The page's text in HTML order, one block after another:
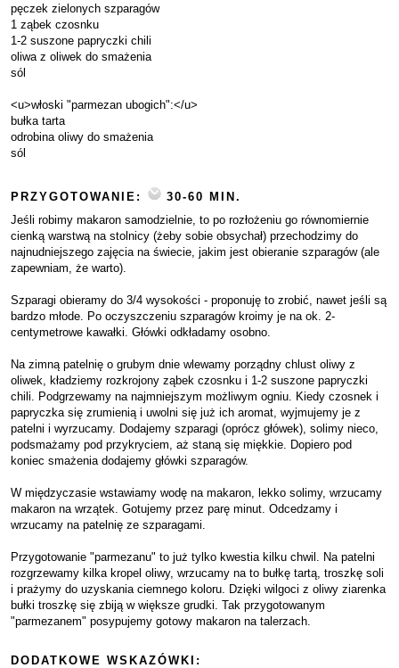
pęczek zielonych szparagów
1 ząbek czosnku
1-2 suszone papryczki chili
oliwa z oliwek do smażenia
sól
<u>włoski "parmezan ubogich":</u>
bułka tarta
odrobina oliwy do smażenia
sól
PRZYGOTOWANIE:
30-60 MIN.
Jeśli robimy makaron samodzielnie, to po rozłożeniu go równomiernie
cienką warstwą na stolnicy (żeby sobie obsychał) przechodzimy do
najnudniejszego zajęcia na świecie, jakim jest obieranie szparagów (ale
zapewniam, że warto).
Szparagi obieramy do 3/4 wysokości - proponuję to zrobić, nawet jeśli są
bardzo młode. Po oczyszczeniu szparagów kroimy je na ok. 2-
centymetrowe kawałki. Główki odkładamy osobno.
Na zimną patelnię o grubym dnie wlewamy porządny chlust oliwy z
oliwek, kładziemy rozkrojony ząbek czosnku i 1-2 suszone papryczki
chili. Podgrzewamy na najmniejszym możliwym ogniu. Kiedy czosnek i
papryczka się zrumienią i uwolni się już ich aromat, wyjmujemy je z
patelni i wyrzucamy. Dodajemy szparagi (oprócz główek), solimy nieco,
podsmażamy pod przykryciem, aż staną się miękkie. Dopiero pod
koniec smażenia dodajemy główki szparagów.
W międzyczasie wstawiamy wodę na makaron, lekko solimy, wrzucamy
makaron na wrzątek. Gotujemy przez parę minut. Odcedzamy i
wrzucamy na patelnię ze szparagami.
Przygotowanie "parmezanu" to już tylko kwestia kilku chwil. Na patelni
rozgrzewamy kilka kropel oliwy, wrzucamy na to bułkę tartą, troszkę soli
i prażymy do uzyskania ciemnego koloru. Dzięki wilgoci z oliwy ziarenka
bułki troszkę się zbiją w większe grudki. Tak przygotowanym
"parmezanem" posypujemy gotowy makaron na talerzach.
DODATKOWE WSKAZÓWKI: